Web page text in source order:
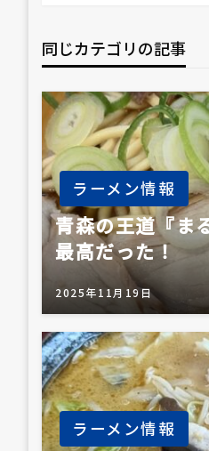
ナ
ビ
ゲ
ー
シ
ョ
ン
同じカテゴリの記事
ラーメン情報
青森の王道『ま
最高だった！
2025年11月19日
ラーメン情報